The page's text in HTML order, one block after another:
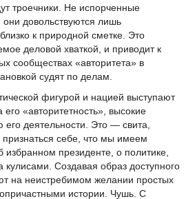
троечники. Не испорченные
довольствуются лишь
к природной сметке. Это
деловой хваткой, и приводит к
сообществах «авторитета» в
судят по делам.
фигурой и нацией выступают
«авторитетность», высокие
его деятельности. Это — свита,
себе, что мы имеем
избранном президенте, о политике,
кулисами. Создавая образ доступного
на неистребимом желании простых
истории. Чушь. С